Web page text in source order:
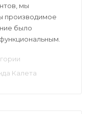
мы
производимое
было
Калета